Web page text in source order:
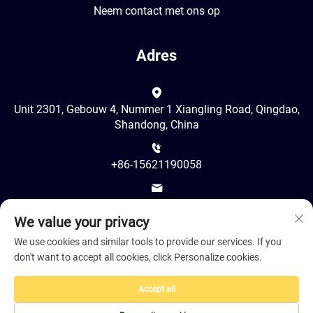
Neem contact met ons op
Adres
Unit 2301, Gebouw 4, Nummer 1 Xiangling Road, Qingdao,
Shandong, China
+86-15621190058
Copyright © 2026 door Juancheng LeShine Hair Products Co.,
We value your privacy
We use cookies and similar tools to provide our services. If you
don't want to accept all cookies, click Personalize cookies.
Accept all